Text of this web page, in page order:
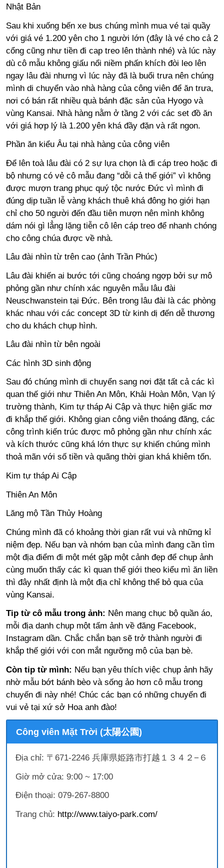
Nhật Bản
Sau khi xuống bến xe bus chúng mình mua vé tại quầy
với giá vé 1.200 yên cho 1 người lớn (đây là vé cho cả 2
cổng cũng như tiền đi cap treo lên thành nhé) và lúc này
dù cô mẫu không giấu nổi niềm phấn khích đòi leo lên
ngay lâu đài nhưng vì lúc này đã là buổi trưa nên chúng
mình di chuyển vào nhà hàng của công viên để ăn trưa,
nơi có bán rất nhiều quà bánh đặc sản của Hyogo và
vùng Kansai. Nhà hàng nằm ở tầng 2 với các set đồ ăn
với giá hợp lý là 1.200 yên khá đầy đặn và rất ngon.
Phần ăn kiểu Âu tại nhà hàng của công viên
Để lên toà lâu đài có 2 sự lựa chọn là đi cáp treo hoặc đi
bộ nhưng có vẻ cô mẫu đang “dỗi cả thế giới” vì không
được mượn trang phục quý tộc nước Đức vì mình đi
đúng dịp tuần lễ vàng khách thuê khá đông họ giới hạn
chỉ cho 50 người đến đầu tiên mượn nên mình không
dám nói gì lẳng lặng tiễn cô lên cáp treo để nhanh chóng
cho công chúa được về nhà.
Lâu đài nhìn từ trên cao (ảnh Trần Phúc)
Lâu đài khiến ai bước tới cũng choáng ngợp bởi sự mô
phỏng gần như chính xác nguyên mẫu lâu đài
Neuschwanstein tại Đức. Bên trong lâu đài là các phòng
khác nhau với các concept 3D từ kinh dị đến dễ thương
cho du khách chụp hình.
Lâu đài nhìn từ bên ngoài
Các hình 3D sinh động
Sau đó chúng mình di chuyển sang nơi đặt tất cả các kì
quan thế giới như Thiên An Môn, Khải Hoàn Môn, Vạn lý
trường thành, Kim tự tháp Ai Cập và thực hiện giấc mơ
đi khắp thế giới. Không gian công viên thoáng đãng, các
công trình kiến trúc được mô phỏng gần như chính xác
và kích thước cũng khá lớn thực sự khiến chúng mình
thoả mãn với số tiền và quãng thời gian khá khiêm tốn.
Kim tự tháp Ai Cập
Thiên An Môn
Lăng mộ Tần Thủy Hoàng
Chúng mình đã có khoảng thời gian rất vui và những kỉ
niệm đẹp. Nếu bạn và nhóm bạn của mình đang cần tìm
một địa điểm đi một mét gặp một cảnh đẹp để chụp ảnh
cùng muốn thấy các kì quan thế giới theo kiểu mì ăn liền
thì đây nhất định là một địa chỉ không thể bỏ qua của
vùng Kansai.
Tip từ cô mẫu trong ảnh: Nên mang chục bộ quần áo,
mỗi địa danh chụp một tấm ảnh về đăng Facebook,
Instagram dần. Chắc chắn bạn sẽ trở thành người đi
khắp thế giới với con mắt ngưỡng mộ của bạn bè.
Còn tip từ mình: Nếu bạn yêu thích việc chụp ảnh hãy
nhờ mẫu bớt bánh bèo và sống ảo hơn cô mẫu trong
chuyến đi này nhé! Chúc các bạn có những chuyến đi
vui vẻ tại xứ sở Hoa anh đào!
Công viên Mặt Trời (太陽公園)
Địa chỉ: 〒671-2246 兵庫県姫路市打越１３４２−６
Giờ mở cửa: 9:00 ~ 17:00
Điện thoại: 079-267-8800
Trang chủ: http://www.taiyo-park.com/